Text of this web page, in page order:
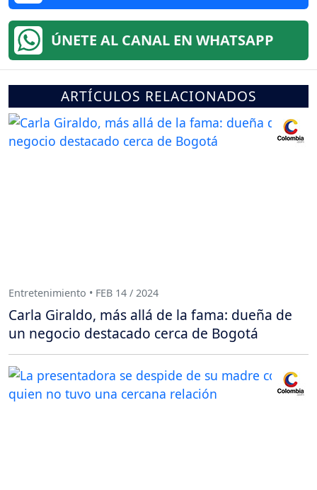
ÚNETE AL CANAL EN WHATSAPP
ARTÍCULOS RELACIONADOS
Entretenimiento • FEB 14 / 2024
Carla Giraldo, más allá de la fama: dueña de
un negocio destacado cerca de Bogotá